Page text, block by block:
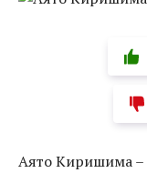
Аято Киришима –